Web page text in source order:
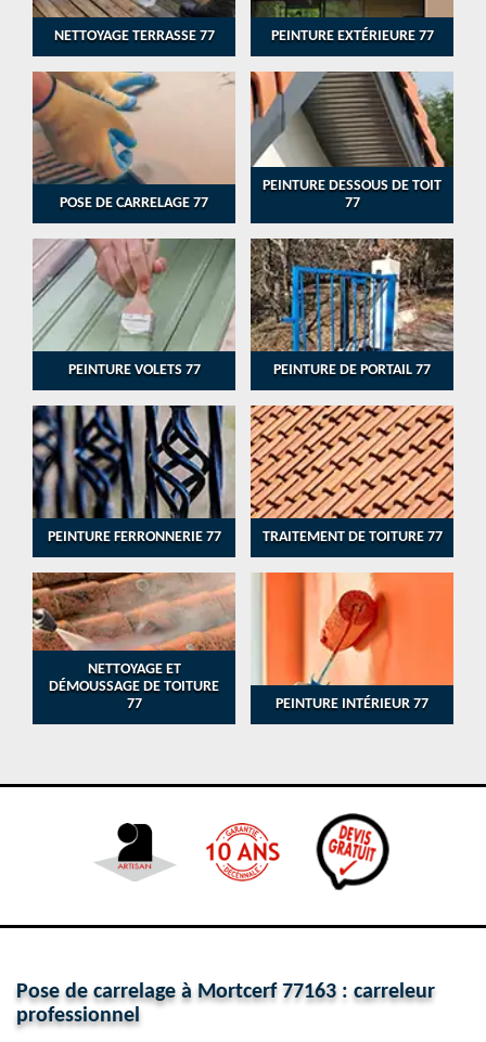
NETTOYAGE TERRASSE 77 PEINTURE EXTÉRIEURE 77
POSE DE CARRELAGE 77
PEINTURE DESSOUS DE TOIT
77
PEINTURE VOLETS 77 PEINTURE DE PORTAIL 77
PEINTURE FERRONNERIE 77 TRAITEMENT DE TOITURE 77
NETTOYAGE ET
DÉMOUSSAGE DE TOITURE
77
PEINTURE INTÉRIEUR 77
Pose de carrelage à Mortcerf 77163 : carreleur
professionnel